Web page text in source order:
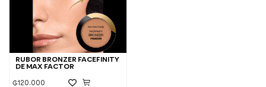
RUBOR BRONZER FACEFINITY
DE MAX FACTOR
₲120.000